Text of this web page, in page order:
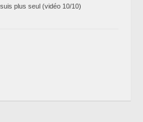
plus seul (vidéo 10/10)